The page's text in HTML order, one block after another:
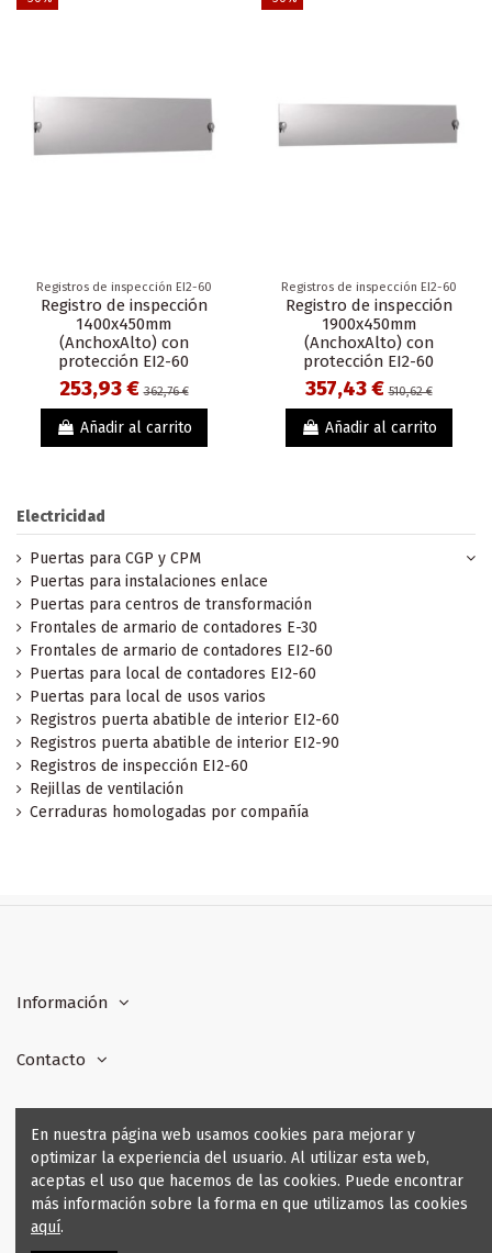
Registros de inspección EI2-60
Registro de inspección
1400x450mm
(AnchoxAlto) con
protección EI2-60
253,93 €362,76 €
Añadir al carrito
Registros de inspección EI2-60
Registro de inspección
1900x450mm
(AnchoxAlto) con
protección EI2-60
357,43 €510,62 €
Añadir al carrito
Electricidad
Puertas para CGP y CPM
Puertas para instalaciones enlace
Puertas para centros de transformación
Frontales de armario de contadores E-30
Frontales de armario de contadores EI2-60
Puertas para local de contadores EI2-60
Puertas para local de usos varios
Registros puerta abatible de interior EI2-60
Registros puerta abatible de interior EI2-90
Registros de inspección EI2-60
Rejillas de ventilación
Cerraduras homologadas por compañía
Información
Contacto
Seguridad y Garantía
Fabricación a medida
En nuestra página web usamos cookies para mejorar y
optimizar la experiencia del usuario. Al utilizar esta web,
aceptas el uso que hacemos de las cookies. Puede encontrar
más información sobre la forma en que utilizamos las cookies
aquí.